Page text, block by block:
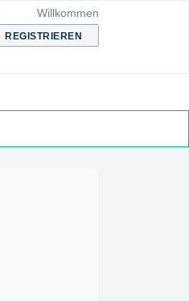
Willkommen
REGISTRIEREN